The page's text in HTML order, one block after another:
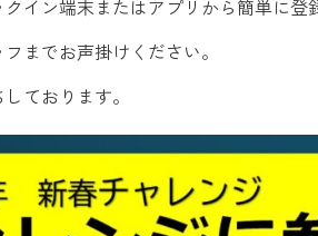
イン端末またはアプリから簡単に登
までお声掛けください。
ております。